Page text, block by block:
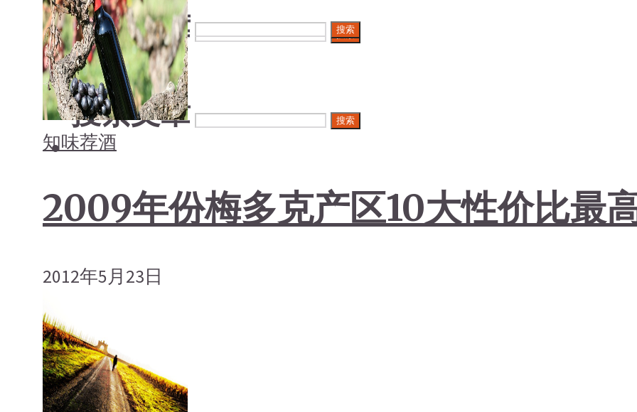
搜索文章 搜索
搜索文章 搜索
搜索文章 搜索
知味荐酒
2009年份梅多克产区10大性价比最
2012年5月23日